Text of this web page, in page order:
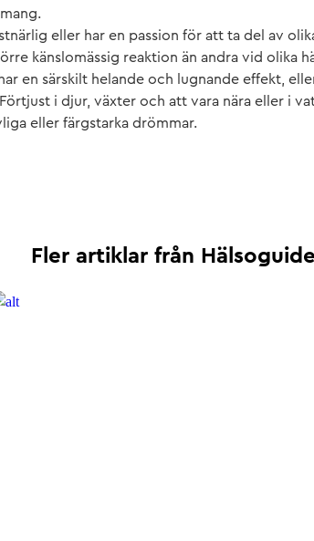
eller har en passion för att ta del av
känslomässig reaktion än andra vid olika
en särskilt helande och lugnande effekt,
i djur, växter och att vara nära eller i
eller färgstarka drömmar.
Fler artiklar från